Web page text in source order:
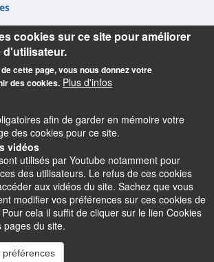
de Loire
de Bourgogne
orleans.fr
cookies sur ce site pour améliorer
d'utilisateur.
cette page, vous nous donnez votre
des cookies. Plus d'infos
afin de garder en mémoire votre
des cookies pour ce site.
vidéos
utilisés par Youtube notamment pour
des utilisateurs. Le refus de ces cookies
aux vidéos du site. Sachez que vous
modifier vos préférences sur ces cookies de
cela il suffit de cliquer sur le lien Cookies
pages du site.
préférences